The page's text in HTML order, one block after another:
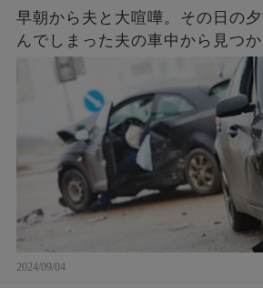
早朝から夫と大喧嘩。その日の
んでしまった夫の車中から見つ
因」に言葉を失う…
2024/09/04